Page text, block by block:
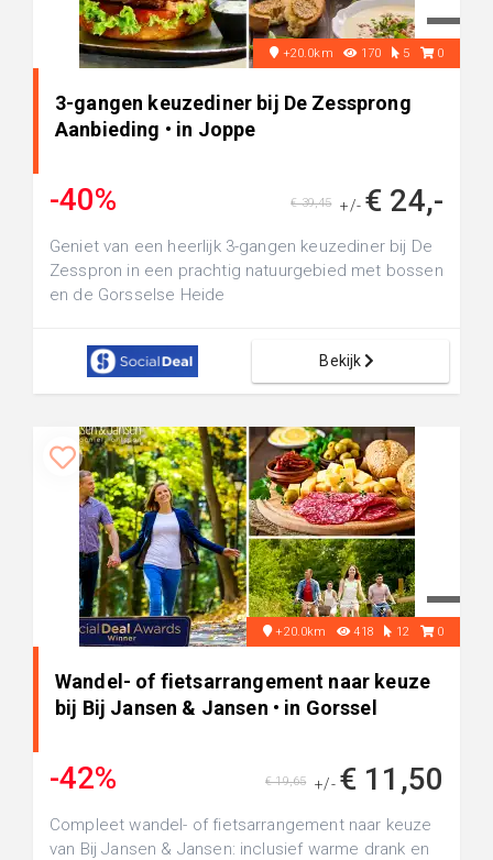
+20.0km 170 5 0
3-gangen keuzediner bij De Zessprong
Aanbieding • in Joppe
-40% +/- € 24,-
€ 39,45
Geniet van een heerlijk 3-gangen keuzediner bij De
Zesspron in een prachtig natuurgebied met bossen
en de Gorsselse Heide
Bekijk
+20.0km 418 12 0
Wandel- of fietsarrangement naar keuze
bij Bij Jansen & Jansen • in Gorssel
-42% +/- € 11,50
€ 19,65
Compleet wandel- of fietsarrangement naar keuze
van Bij Jansen & Jansen: inclusief warme drank en